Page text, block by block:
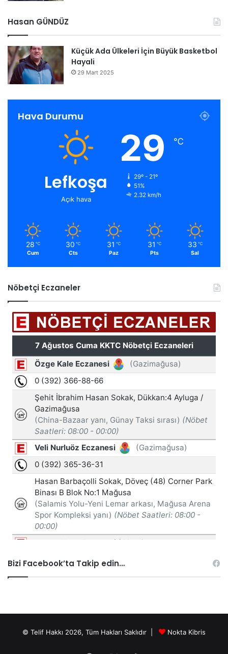
Hasan GÜNDÜZ
Küçük Ada Ülkeleri İçin Büyük Basketbol
Hayali
29 Mart 2025
Hava Durumu
Lefkoşa
Açık hava
29 ℃
29º - 21º
51%
2.32 km/h
28 ℃
Cum
30 ℃
Cts
31 ℃
Paz
31 ℃
Pts
33 ℃
Sal
Nöbetçi Eczaneler
Bizi Facebook’ta Takip edin…
© Telif Hakkı 2026, Tüm Hakları Saklıdır | Nokta Kibris